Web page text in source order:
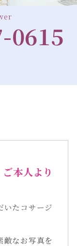
0615
本人より
いたコサージ
敵なお写真を